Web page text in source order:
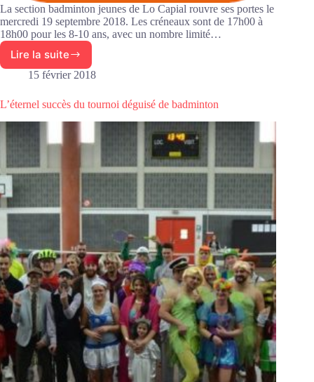
La section badminton jeunes de Lo Capial rouvre ses portes le
mercredi 19 septembre 2018. Les créneaux sont de 17h00 à
18h00 pour les 8-10 ans, avec un nombre limité…
Lire la suite
Reprise
de
badminton
15 février 2018
L’éternel succès du tournoi déguisé de badminton